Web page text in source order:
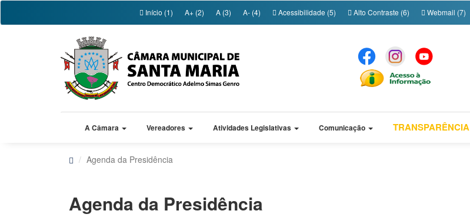
Início (1) A+ (2) A (3) A- (4) Acessibilidade (5) Alto Contraste (6) Webmail (7)
A Câmara Vereadores Atividades Legislativas Comunicação TRANSPARÊNCIA
Agenda da Presidência
Agenda da Presidência